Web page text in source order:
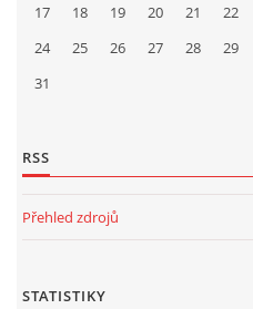
17
18 19 20 21 22
24
25 26 27 28 29
31
RSS
Přehled zdrojů
STATISTIKY